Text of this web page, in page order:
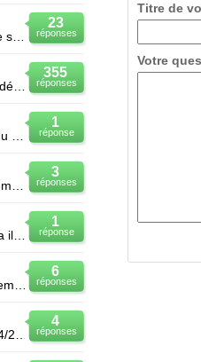
23
réponses
Comme bien de temp que sa prendre la transcription a nanates mariage sans ccm ?et merci davance
355
réponses
Je suis algérien je me suis marier avec une française en a fait la demandé pour le transcription de
1
réponse
3
réponses
1
réponse
Salut a tous le monde . jai deposé le dossié de transcription a nante et la ils me demande la copie
6
réponses
4
réponses
Titre de
Votre